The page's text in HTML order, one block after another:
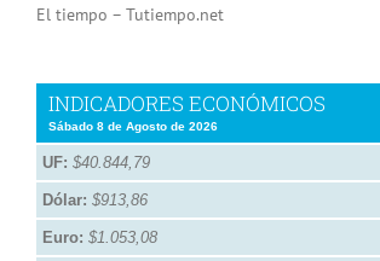
El tiempo – Tutiempo.net
INDICADORES ECONÓMICOS
Sábado 8 de Agosto de 2026
UF: $40.844,79
Dólar: $913,86
Euro: $1.053,08